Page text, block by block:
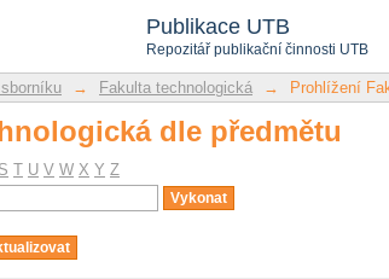
Publikace UTB
Repozitář publikační činnosti UTB
dle předmětu
→ Fakulta technologická → Prohlížení
dle předmětu
S T U V W X Y Z